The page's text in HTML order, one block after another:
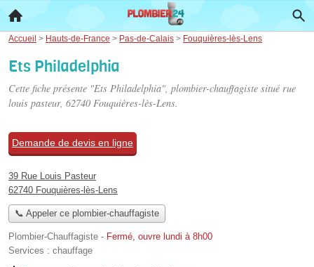
Accueil > Hauts-de-France > Pas-de-Calais > Fouquières-lès-Lens
Ets Philadelphia
Cette fiche présente "Ets Philadelphia", plombier-chauffagiste situé rue
louis pasteur, 62740 Fouquières-lès-Lens.
Demande de devis en ligne
39 Rue Louis Pasteur
62740 Fouquières-lès-Lens
📞 Appeler ce plombier-chauffagiste
Plombier-Chauffagiste - Fermé, ouvre lundi à 8h00
Services : chauffage